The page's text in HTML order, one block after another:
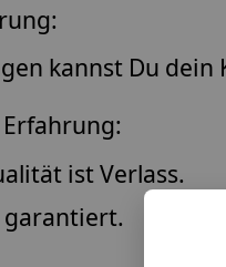
kannst Du
ist Verlass.
garantiert.